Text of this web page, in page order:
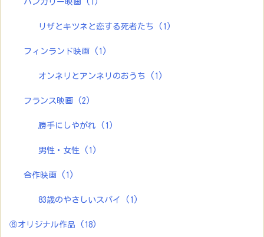
ハンガリー映画 (1)
リザとキツネと恋する死者たち (1)
フィンランド映画 (1)
オンネリとアンネリのおうち (1)
フランス映画 (2)
勝手にしやがれ (1)
男性・女性 (1)
合作映画 (1)
83歳のやさしいスパイ (1)
⑥オリジナル作品 (18)